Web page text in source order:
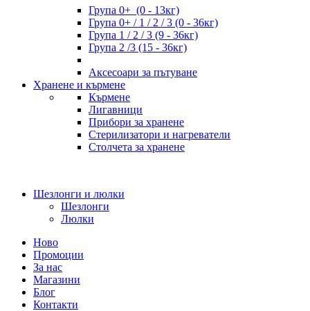
Група 0+ (0 - 13кг)
Група 0+ / 1 / 2 / 3 (0 - 36кг)
Група 1 / 2 / 3 (9 - 36кг)
Група 2 /3 (15 - 36кг)
Аксесоари за пътуване
Хранене и кърмене
Кърмене
Лигавници
Прибори за хранене
Стерилизатори и нагреватели
Столчета за хранене
Шезлонги и люлки
Шезлонги
Люлки
Ново
Промоции
За нас
Магазини
Блог
Контакти